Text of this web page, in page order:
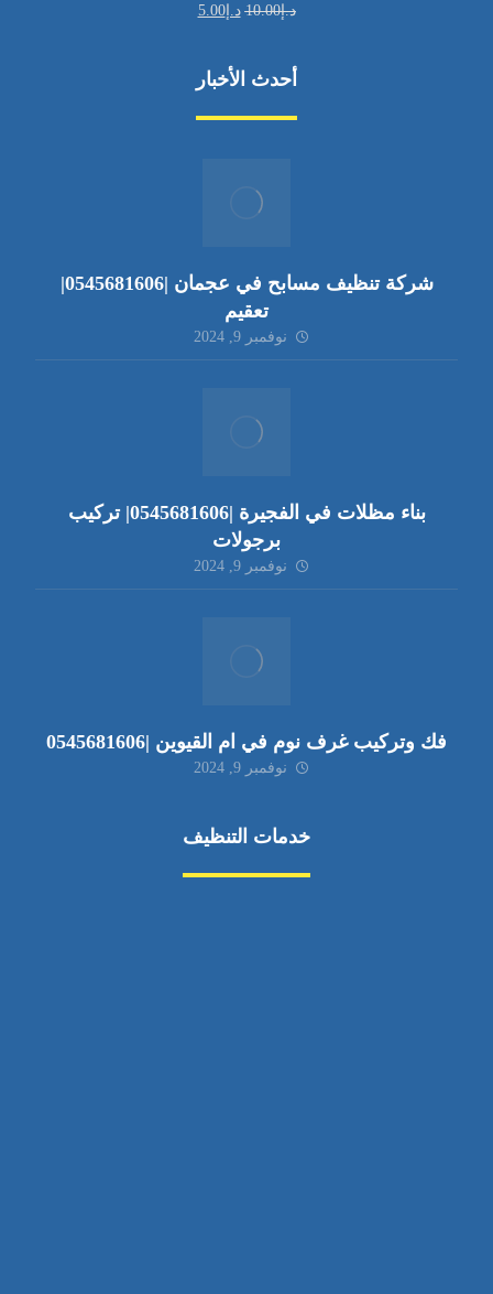
د.إ10.00 د.إ5.00
أحدث الأخبار
شركة تنظيف مسابح في عجمان |0545681606|
تعقيم
نوفمبر 9, 2024
بناء مظلات في الفجيرة |0545681606| تركيب
برجولات
نوفمبر 9, 2024
فك وتركيب غرف نوم في ام القيوين |0545681606
نوفمبر 9, 2024
خدمات التنظيف